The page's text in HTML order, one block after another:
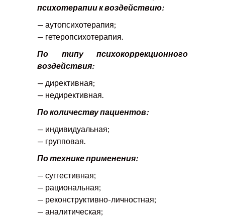
психотерапии к воздействию:
— аутопсихотерапия;
— гетеропсихотерапия.
По типу психокоррекционного
воздействия:
— директивная;
— недирективная.
По количеству пациентов:
— индивидуальная;
— групповая.
По технике применения:
— суггестивная;
— рациональная;
— реконструктивно-личностная;
— аналитическая;